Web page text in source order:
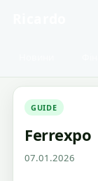
GUIDE
Ferrexpo
07.01.2026